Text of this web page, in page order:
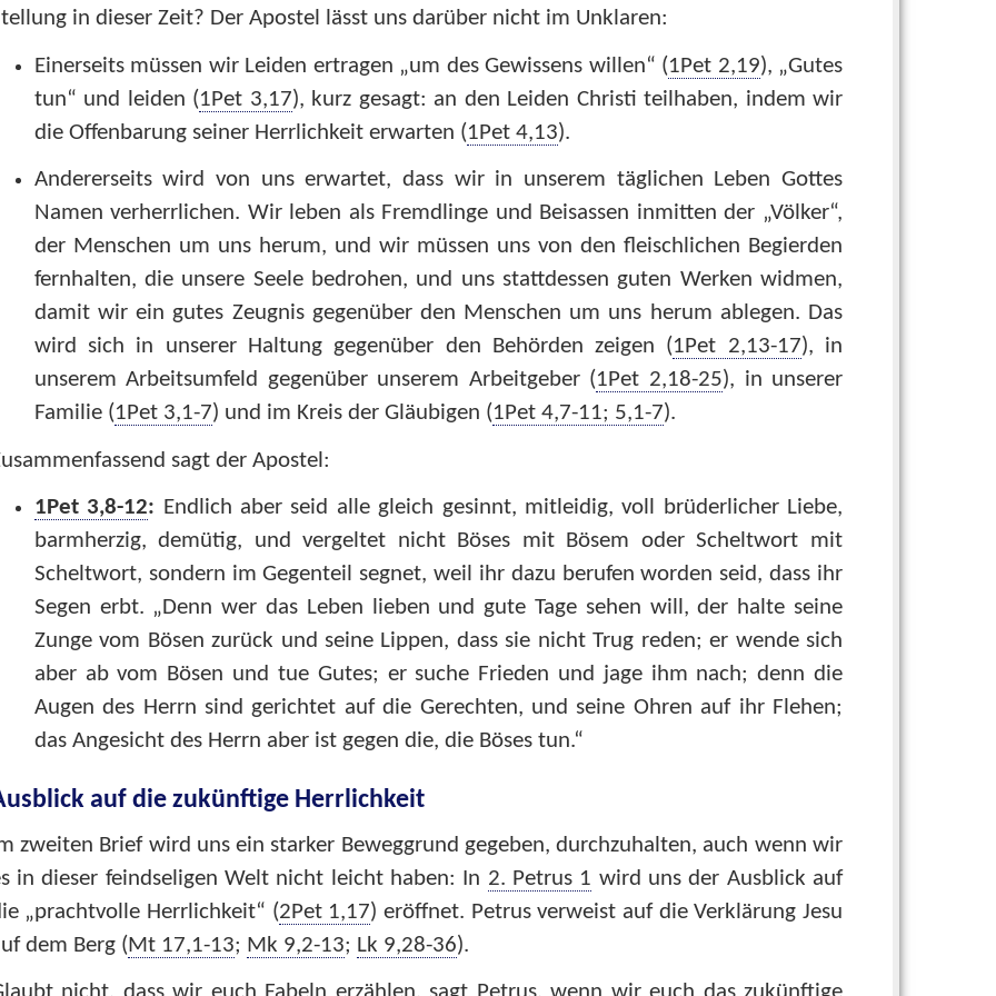
in dieser Zeit? Der Apostel lässt uns darüber nicht im Unklaren:
Einerseits müssen wir Leiden ertragen „um des Gewissens willen“ (1Pet 2,19), „Gutes
tun“ und leiden (1Pet 3,17), kurz gesagt: an den Leiden Christi teilhaben, indem wir
die Offenbarung seiner Herrlichkeit erwarten (1Pet 4,13).
Andererseits wird von uns erwartet, dass wir in unserem täglichen Leben Gottes
Namen verherrlichen. Wir leben als Fremdlinge und Beisassen inmitten der „Völker“,
der Menschen um uns herum, und wir müssen uns von den fleischlichen Begierden
fernhalten, die unsere Seele bedrohen, und uns stattdessen guten Werken widmen,
damit wir ein gutes Zeugnis gegenüber den Menschen um uns herum ablegen. Das
wird sich in unserer Haltung gegenüber den Behörden zeigen (1Pet 2,13-17), in
unserem Arbeitsumfeld gegenüber unserem Arbeitgeber (1Pet 2,18-25), in unserer
Familie (1Pet 3,1-7) und im Kreis der Gläubigen (1Pet 4,7-11; 5,1-7).
sagt der Apostel:
1Pet 3,8-12: Endlich aber seid alle gleich gesinnt, mitleidig, voll brüderlicher Liebe,
barmherzig, demütig, und vergeltet nicht Böses mit Bösem oder Scheltwort mit
Scheltwort, sondern im Gegenteil segnet, weil ihr dazu berufen worden seid, dass ihr
Segen erbt. „Denn wer das Leben lieben und gute Tage sehen will, der halte seine
Zunge vom Bösen zurück und seine Lippen, dass sie nicht Trug reden; er wende sich
aber ab vom Bösen und tue Gutes; er suche Frieden und jage ihm nach; denn die
Augen des Herrn sind gerichtet auf die Gerechten, und seine Ohren auf ihr Flehen;
das Angesicht des Herrn aber ist gegen die, die Böses tun.“
auf die zukünftige Herrlichkeit
zweiten Brief wird uns ein starker Beweggrund gegeben, durchzuhalten, auch wenn wir
in dieser feindseligen Welt nicht leicht haben: In 2. Petrus 1 wird uns der Ausblick auf
„prachtvolle Herrlichkeit“ (2Pet 1,17) eröffnet. Petrus verweist auf die Verklärung Jesu
dem Berg (Mt 17,1-13; Mk 9,2-13; Lk 9,28-36).